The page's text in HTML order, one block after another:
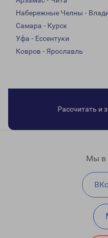
Набережные Челны -
Самара - Курск
Уфа - Ессентуки
Ковров - Ярославль
Рассчитать и
Мы в